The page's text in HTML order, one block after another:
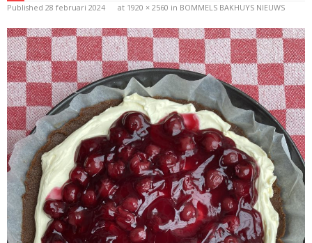
Contact
Published 28 februari 2024 at 1920 × 2560 in BOMMELS BAKHUYS NIEUWS